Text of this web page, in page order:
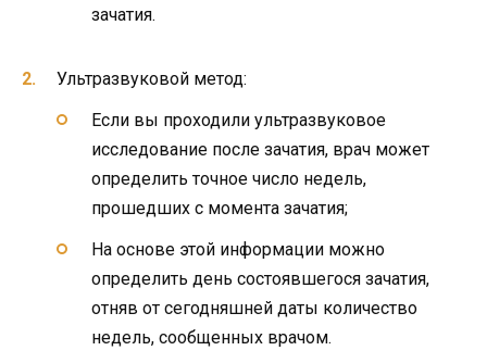
зачатия.
Ультразвуковой метод:
Если вы проходили ультразвуковое
исследование после зачатия, врач может
определить точное число недель,
прошедших с момента зачатия;
На основе этой информации можно
определить день состоявшегося зачатия,
отняв от сегодняшней даты количество
недель, сообщенных врачом.